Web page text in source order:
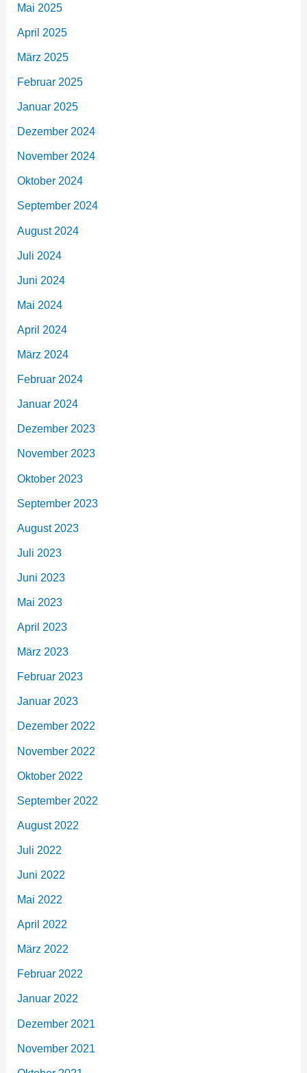
Mai 2025
April 2025
März 2025
Februar 2025
Januar 2025
Dezember 2024
November 2024
Oktober 2024
September 2024
August 2024
Juli 2024
Juni 2024
Mai 2024
April 2024
März 2024
Februar 2024
Januar 2024
Dezember 2023
November 2023
Oktober 2023
September 2023
August 2023
Juli 2023
Juni 2023
Mai 2023
April 2023
März 2023
Februar 2023
Januar 2023
Dezember 2022
November 2022
Oktober 2022
September 2022
August 2022
Juli 2022
Juni 2022
Mai 2022
April 2022
März 2022
Februar 2022
Januar 2022
Dezember 2021
November 2021